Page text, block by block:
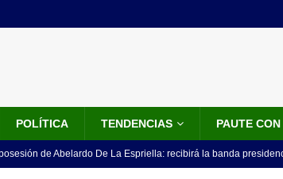
POLÍTICA TENDENCIAS PAUTE
de Abelardo De La Espriella: recibirá la banda